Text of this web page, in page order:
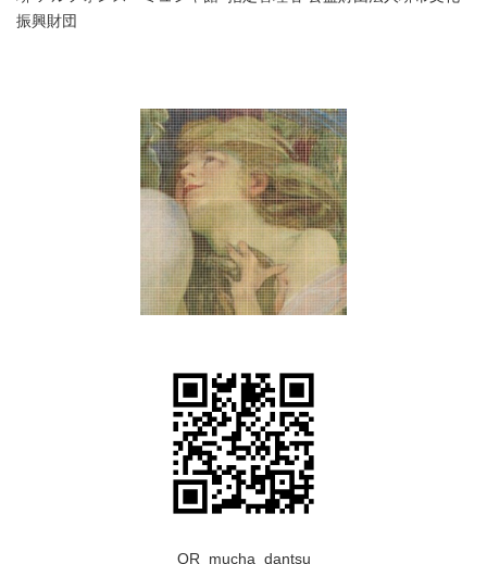
振興財団
QR_mucha_dantsu
Japanese